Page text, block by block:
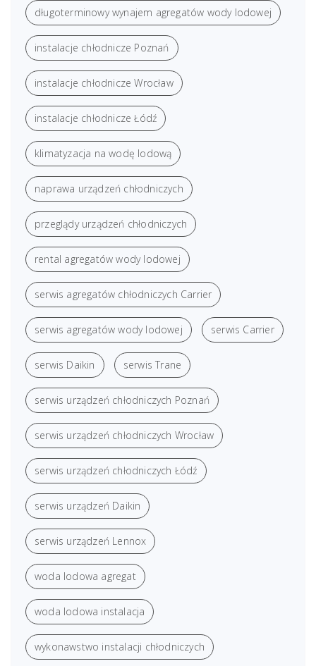
długoterminowy wynajem agregatów wody lodowej
instalacje chłodnicze Poznań
instalacje chłodnicze Wrocław
instalacje chłodnicze Łódź
klimatyzacja na wodę lodową
naprawa urządzeń chłodniczych
przeglądy urządzeń chłodniczych
rental agregatów wody lodowej
serwis agregatów chłodniczych Carrier
serwis agregatów wody lodowej serwis Carrier
serwis Daikin serwis Trane
serwis urządzeń chłodniczych Poznań
serwis urządzeń chłodniczych Wrocław
serwis urządzeń chłodniczych Łódź
serwis urządzeń Daikin
serwis urządzeń Lennox
woda lodowa agregat
woda lodowa instalacja
wykonawstwo instalacji chłodniczych